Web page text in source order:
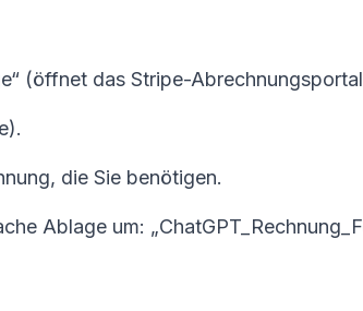
(öffnet das Stripe-
die Sie benötigen.
Ablage um: